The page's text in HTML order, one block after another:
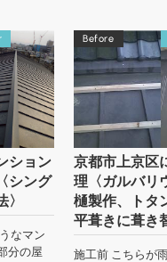
ション
シング
なマン
分の屋
Before
京都市上京区
理〈ガルバリ
樋製作、トタ
平葺きに葺き
施工前 こちらが